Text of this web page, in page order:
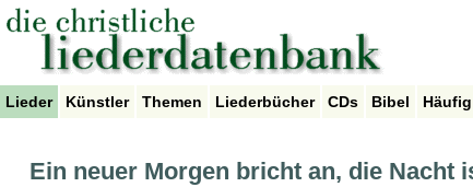
Lieder Künstler Themen Liederbücher CDs Bibel
Ein neuer Morgen bricht an, die Nacht